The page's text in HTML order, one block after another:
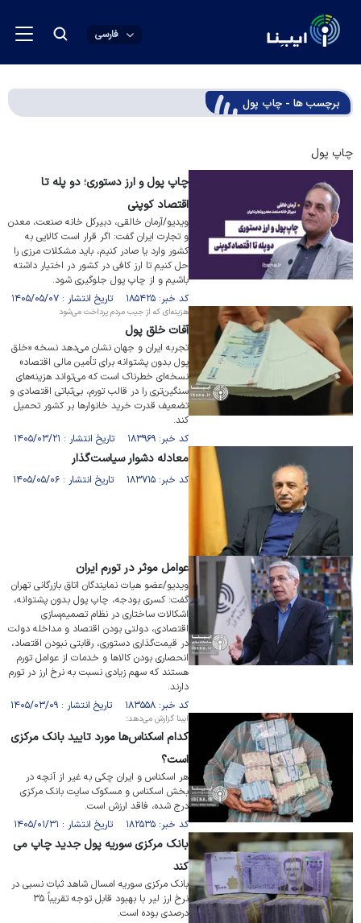
فارسی
برچسب ها - چاپ پول
چاپ پول
چاپ پول و ارز دستوری؛ دو پله تا
اقتصاد کوپنی
ویدیو/آرمان خالقی، دبیرکل خانه صنعت، معدن
و تجارت ایران گفت: اگر قرار است کالایی به
کشور وارد یا صادر کنیم، باید مشکلات مرزی را
حل کنیم تا ارز کافی در کشور در اختیار داشته
باشیم و از چاپ پول جلوگیری شود.
کد خبر: ۱۸۵۴۲۵ تاریخ انتشار : ۱۴۰۵/۰۵/۰۷
هزینه‌ای که از جیب مردم پرداخت می‌شود
آفات خلق پول
تجربه ایران و جهان نشان می‌دهد نسخه «خلق
پول بدون پشتوانه برای تأمین مالی اقتصاد»
نسخه‌ای خطرناک است که می‌تواند هزینه‌های
سنگین‌تری را در قالب تورم، بی‌ثباتی اقتصادی و
تضعیف قدرت خرید خانوارها بر کشور تحمیل
کند.
کد خبر: ۱۸۳۹۶۹ تاریخ انتشار : ۱۴۰۵/۰۳/۲۱
معادله دشوار سیاست‌گذار
کد خبر: ۱۸۳۷۱۵ تاریخ انتشار : ۱۴۰۵/۰۵/۰۶
عوامل موثر در تورم ایران
ویدیو/عضو هیات نمایندگان اتاق بازرگانی تهران
گفت: کسری بودجه، چاپ پول بدون پشتوانه،
اشکالات ساختاری در نظام تصمیم‌سازی
اقتصادی، دولتی بودن اقتصاد و مداخله دولت
در قیمت‌گذاری دستوری، رقابتی نبودن اقتصاد،
انحصاری بودن کالاها و خدمات از عوامل تورم
هستند که سهم زیادی نسبت به نرخ ارز در تورم
دارند.
کد خبر: ۱۸۳۵۵۸ تاریخ انتشار : ۱۴۰۵/۰۳/۰۹
ایبنا گزارش می‌دهد؛
کدام اسکناس‌ها مورد تایید بانک مرکزی
است؟
هر اسکناس و ایران چکی به غیر از آنچه در
بخش اسکناس و مسکوک سایت بانک مرکزی
درج شده، فاقد ارزش است.
کد خبر: ۱۸۲۵۳۵ تاریخ انتشار : ۱۴۰۵/۰۱/۳۱
بانک مرکزی سوریه پول جدید چاپ می
کند
بانک مرکزی سوریه امسال شاهد ثبات نسبی در
نرخ ارز لیر با بهبود قابل توجه تقریباً ۳۵
درصدی بوده است.